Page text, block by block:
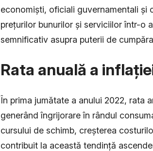
economiști, oficiali guvernamentali și
prețurilor bunurilor și serviciilor într-o
semnificativ asupra puterii de
Rata anuală a
În prima jumătate a anului 2022, rata
generând îngrijorare în rândul
cursului de schimb, creșterea
contribuit la această tendință